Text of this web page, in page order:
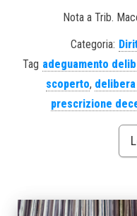
Nota a Trib.
Categoria:
Tag adeguamento
scoperto, delibera
prescrizione